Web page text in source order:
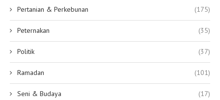
Pertanian & Perkebunan (175)
Peternakan (35)
Politik (37)
Ramadan (101)
Seni & Budaya (17)